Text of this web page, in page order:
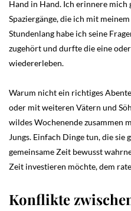
Hand in Hand. Ich erinnere mich
Spaziergänge, die ich mit
Stundenlang habe ich seine
zugehört und durfte die eine
wiedererleben.
Warum nicht ein richtiges
oder mit weiteren Vätern und
wildes Wochenende zusammen
Jungs. Einfach Dinge tun, die sie
gemeinsame Zeit bewusst
Zeit investieren möchte, dem
Konflikte